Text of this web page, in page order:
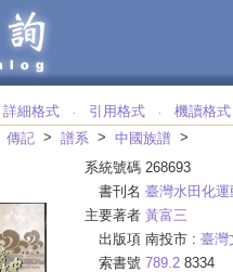
詳細格式 ‧ 引用格式 ‧ 機讀格式
傳記 > 譜系 > 中國族譜 >
系統號碼 268693
書刊名 臺灣水田化運
主要著者 黃富三
出版項 南投市 : 臺灣
索書號 789.2 8334